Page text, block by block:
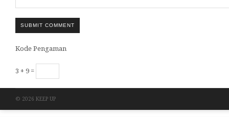
SUBMIT COMMENT
Kode Pengaman
3 + 9 =
© 2026 KEEP UP